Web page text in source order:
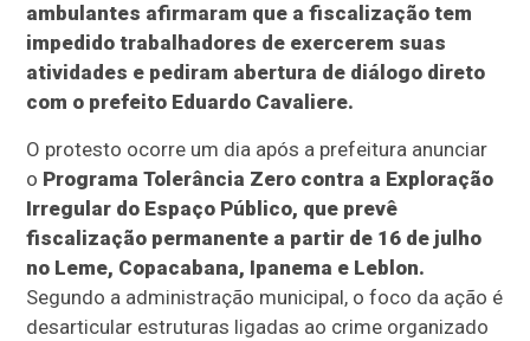
ambulantes afirmaram que a fiscalização tem
impedido trabalhadores de exercerem suas
atividades e pediram abertura de diálogo direto
com o prefeito Eduardo Cavaliere.
O protesto ocorre um dia após a prefeitura anunciar
o Programa Tolerância Zero contra a Exploração
Irregular do Espaço Público, que prevê
fiscalização permanente a partir de 16 de julho
no Leme, Copacabana, Ipanema e Leblon.
Segundo a administração municipal, o foco da ação é
desarticular estruturas ligadas ao crime organizado